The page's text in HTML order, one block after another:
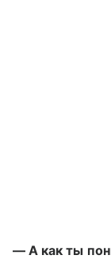
— А как ты